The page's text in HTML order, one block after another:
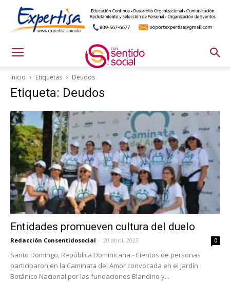
Inicio Etiquetas Deudos
Etiqueta: Deudos
Entidades promueven cultura del duelo
Redacción Consentidosocial - 20 abril, 2023 0
Santo Domingo, República Dominicana.- Cientos de personas
participaron en la Caminata del Amor convocada en el Jardín
Botánico Nacional por las fundaciones Blandino y...